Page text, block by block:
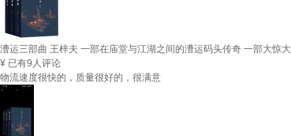
漕运三部曲 王梓夫 一部在庙堂与江湖之间的漕运码头传奇 一部大惊
¥ 已有9人评论
物流速度很快的，质量很好的，很满意